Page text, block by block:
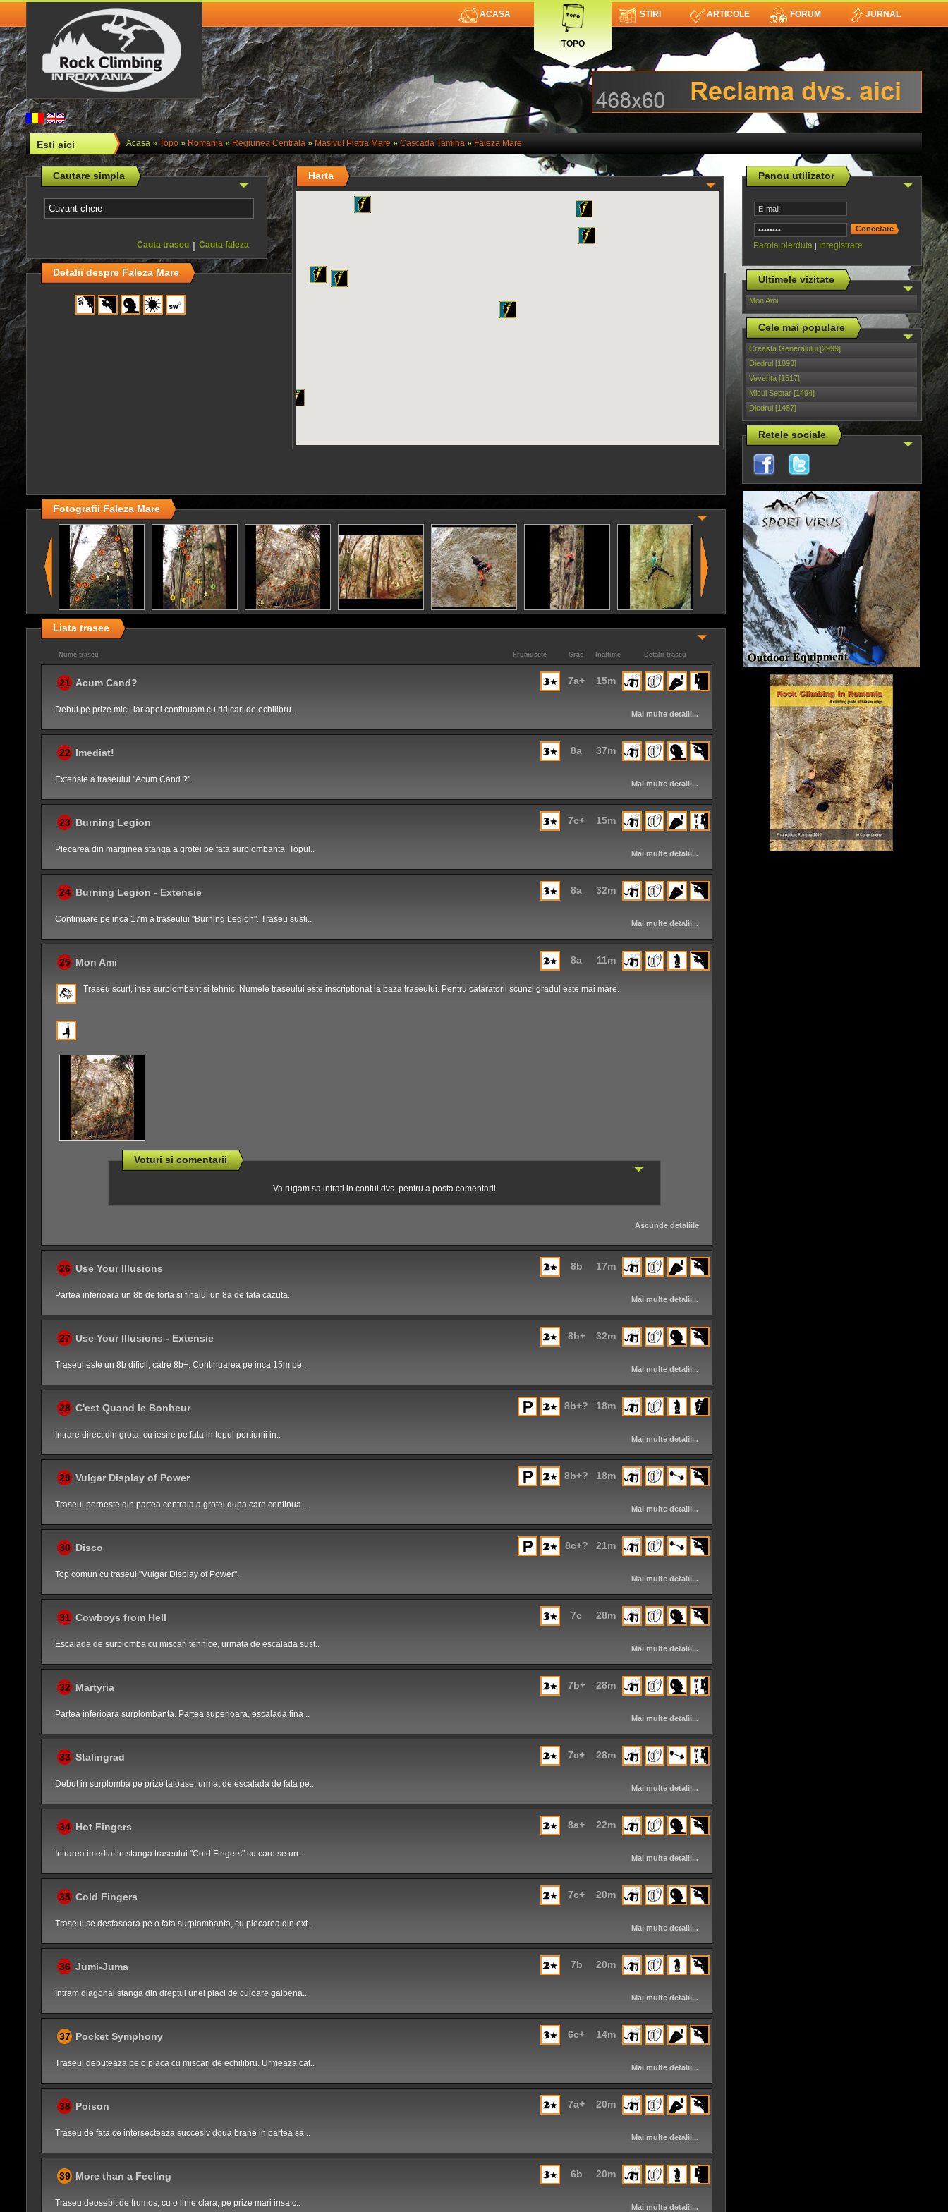
JURNAL
FORUM
ARTICOLE
STIRI
TOPO
ACASA
Esti aici Acasa» Topo» Romania» Regiunea Centrala» Masivul Piatra Mare» Cascada Tamina» Faleza Mare
Panou utilizator
Parola pierduta | Inregistrare
Ultimele vizitate
Mon Ami
Cele mai populare
Creasta Generalului [2999]
Diedrul [1893]
Veverita [1517]
Micul Septar [1494]
Diedrul [1487]
Retele sociale
Cautare simpla
Cauta faleza
|
Cauta traseu
Harta
Detalii despre Faleza Mare
Fotografii Faleza Mare
Lista trasee
Detalii traseu
Inaltime
Grad
Frumusete
Nume traseu
15m
7a+
21 Acum Cand?
Mai multe detalii...
Debut pe prize mici, iar apoi continuam cu ridicari de echilibru ..
37m
8a
22 Imediat!
Mai multe detalii...
Extensie a traseului "Acum Cand ?".
15m
7c+
23 Burning Legion
Mai multe detalii...
Plecarea din marginea stanga a grotei pe fata surplombanta. Topul..
32m
8a
24 Burning Legion - Extensie
Mai multe detalii...
Continuare pe inca 17m a traseului "Burning Legion". Traseu susti..
11m
8a
25 Mon Ami
Traseu scurt, insa surplombant si tehnic. Numele traseului este inscriptionat la baza traseului. Pentru cataratorii scunzi gradul este mai mare.
Voturi si comentarii
Va rugam sa intrati in contul dvs. pentru a posta comentarii
Ascunde detaliile
17m
8b
26 Use Your Illusions
Mai multe detalii...
Partea inferioara un 8b de forta si finalul un 8a de fata cazuta.
32m
8b+
27 Use Your Illusions - Extensie
Mai multe detalii...
Traseul este un 8b dificil, catre 8b+. Continuarea pe inca 15m pe..
18m
8b+?
28 C'est Quand le Bonheur
Mai multe detalii...
Intrare direct din grota, cu iesire pe fata in topul portiunii in..
18m
8b+?
29 Vulgar Display of Power
Mai multe detalii...
Traseul porneste din partea centrala a grotei dupa care continua ..
21m
8c+?
30 Disco
Mai multe detalii...
Top comun cu traseul "Vulgar Display of Power".
28m
7c
31 Cowboys from Hell
Mai multe detalii...
Escalada de surplomba cu miscari tehnice, urmata de escalada sust..
28m
7b+
32 Martyria
Mai multe detalii...
Partea inferioara surplombanta. Partea superioara, escalada fina ..
28m
7c+
33 Stalingrad
Mai multe detalii...
Debut in surplomba pe prize taioase, urmat de escalada de fata pe..
22m
8a+
34 Hot Fingers
Mai multe detalii...
Intrarea imediat in stanga traseului "Cold Fingers" cu care se un..
20m
7c+
35 Cold Fingers
Mai multe detalii...
Traseul se desfasoara pe o fata surplombanta, cu plecarea din ext..
20m
7b
36 Jumi-Juma
Mai multe detalii...
Intram diagonal stanga din dreptul unei placi de culoare galbena...
14m
6c+
37 Pocket Symphony
Mai multe detalii...
Traseul debuteaza pe o placa cu miscari de echilibru. Urmeaza cat..
20m
7a+
38 Poison
Mai multe detalii...
Traseu de fata ce intersecteaza succesiv doua brane in partea sa ..
20m
6b
39 More than a Feeling
Mai multe detalii...
Traseu deosebit de frumos, cu o linie clara, pe prize mari insa c..